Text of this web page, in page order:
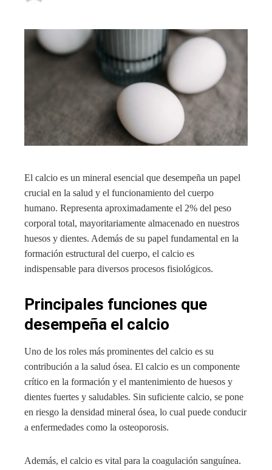
El calcio es un mineral esencial que desempeña un papel
crucial en la salud y el funcionamiento del cuerpo
humano. Representa aproximadamente el 2% del peso
corporal total, mayoritariamente almacenado en nuestros
huesos y dientes. Además de su papel fundamental en la
formación estructural del cuerpo, el calcio es
indispensable para diversos procesos fisiológicos.
Principales funciones que
desempeña el calcio
Uno de los roles más prominentes del calcio es su
contribución a la salud ósea. El calcio es un componente
crítico en la formación y el mantenimiento de huesos y
dientes fuertes y saludables. Sin suficiente calcio, se pone
en riesgo la densidad mineral ósea, lo cual puede conducir
a enfermedades como la osteoporosis.
Además, el calcio es vital para la coagulación sanguínea.